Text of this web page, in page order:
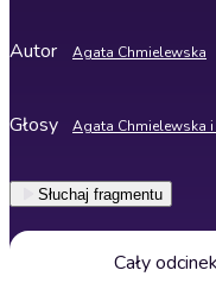
Autor Agata Chmielewska
Głosy Agata Chmielewska
Słuchaj fragmentu
Cały